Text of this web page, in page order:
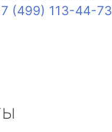
(499) 113-44-73